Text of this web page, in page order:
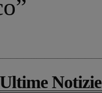
Ultime Notizie